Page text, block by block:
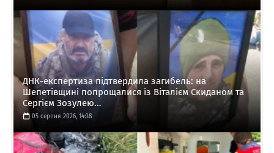
ДНК-експертиза підтвердила загибель: на
Шепетівщині попрощалися із Віталієм Скиданом та
Сергієм Зозулею...
05 серпня 2026, 14:38